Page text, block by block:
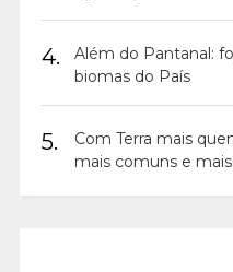
4.
Além do Pantanal:
biomas do País
5.
Com Terra mais
mais comuns e